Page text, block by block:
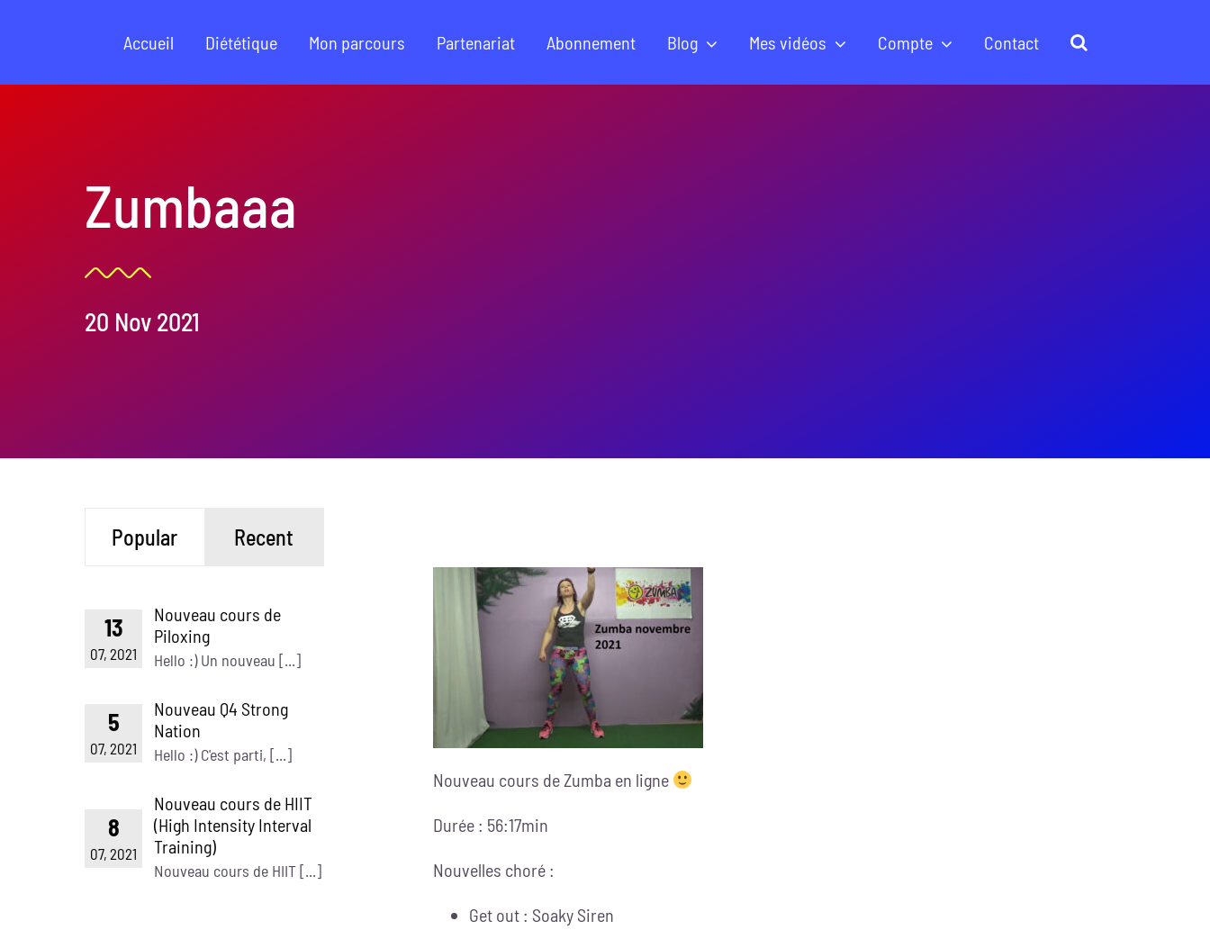
Accueil Diététique Mon parcours Partenariat Abonnement Blog Mes vidéos Compte Contact
Zumbaaa
20 Nov 2021
Nouveau cours de Zumba en ligne
Durée : 56:17min
Nouvelles choré :
Get out : Soaky Siren
Popular Recent
13
07, 2021
Nouveau cours de
Piloxing
Hello :) Un nouveau [...]
5
07, 2021
Nouveau Q4 Strong
Nation
Hello :) C'est parti, [...]
8
07, 2021
Nouveau cours de HIIT
(High Intensity Interval
Training)
Nouveau cours de HIIT [...]